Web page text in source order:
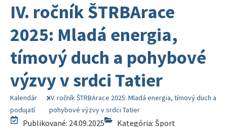
IV. ročník ŠTRBArace
2025: Mladá energia,
tímový duch a pohybové
výzvy v srdci Tatier
Kalendár
podujatí
IV. ročník ŠTRBArace 2025: Mladá energia, tímový duch a
pohybové výzvy v srdci Tatier
Publikované: 24.09.2025 Kategória: Šport